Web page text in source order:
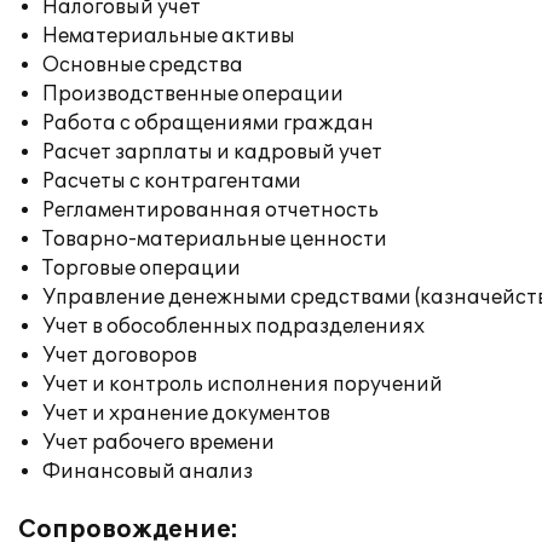
Налоговый учет
Нематериальные активы
Основные средства
Производственные операции
Работа с обращениями граждан
Расчет зарплаты и кадровый учет
Расчеты с контрагентами
Регламентированная отчетность
Товарно-материальные ценности
Торговые операции
Управление денежными средствами
Учет в обособленных подразделениях
Учет договоров
Учет и контроль исполнения поручений
Учет и хранение документов
Учет рабочего времени
Финансовый анализ
Сопровождение: